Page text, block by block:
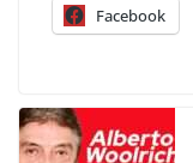
Facebook